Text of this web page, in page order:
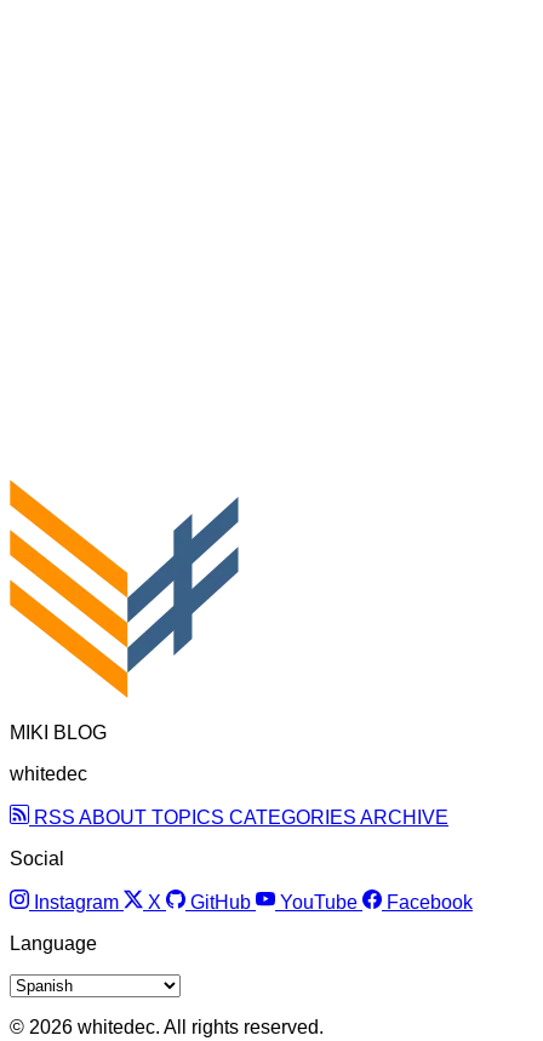
MIKI BLOG
whitedec
RSS ABOUT TOPICS CATEGORIES ARCHIVE
Social
Instagram X GitHub YouTube
Facebook
Language
© 2026 whitedec. All rights reserved.